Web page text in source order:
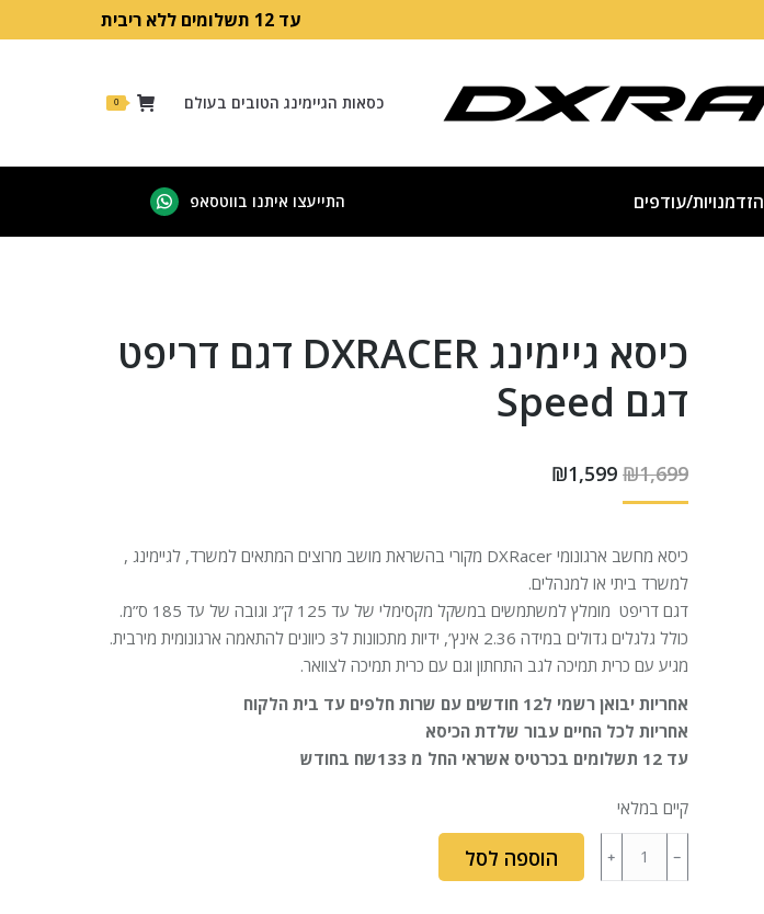
עד 12 תשלומים ללא ריבית
כסאות הגיימינג הטובים בעולם 0
הזדמנויות/עודפים התייעצו איתנו בווטסאפ
Whatsapp
page
window
כיסא גיימינג DXRACER דגם דריפט
דגם Speed
₪1,699
המחיר
₪1,699.
₪1,599
₪1,599. כיסא מחשב ארגונומי DXRacer מקורי בהשראת מושב מרוצים המתאים למשרד, לגיימינג ,
למשרד ביתי או למנהלים.
דגם דריפט מומלץ למשתמשים במשקל מקסימלי של עד 125 ק”ג וגובה של עד 185 ס”מ.
כולל גלגלים גדולים במידה 2.36 אינץ’, ידיות מתכוונות ל3 כיוונים להתאמה ארגונומית מירבית.
מגיע עם כרית תמיכה לגב התחתון וגם עם כרית תמיכה לצוואר.
אחריות יבואן רשמי ל12 חודשים עם שרות חלפים עד בית הלקוח
אחריות לכל החיים עבור שלדת הכיסא
עד 12 תשלומים בכרטיס אשראי החל מ 133שח בחודש
קיים במלאי
הוספה לסל